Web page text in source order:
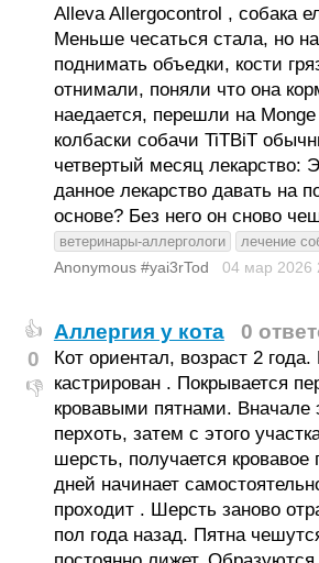
Alleva Allergocontrol , собака
Меньше чесаться стала, но
поднимать объедки, кости
отнимали, поняли что она
наедается, перешли на
колбаски собачи TiTBiT
четвертый месяц лекарство:
данное лекарство давать на
основе? Без него он сново
ветеринары-аллергологи лечение
Anonymous #yai3rTod 04 мар 2026
👍
0
👎
Аллергия у кота 0
Кот ориентал, возраст 2 года.
кастрирован . Покрывается
кровавыми пятнами. Вначале
перхоть, затем с этого
шерсть, получается кровавое
дней начинает
проходит . Шерсть заново
пол года назад. Пятна